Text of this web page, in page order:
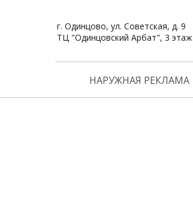
г. Одинцово, ул. Советская, д. 9
ТЦ "Одинцовский Арбат", 3 этаж
НАРУЖНАЯ РЕКЛАМА